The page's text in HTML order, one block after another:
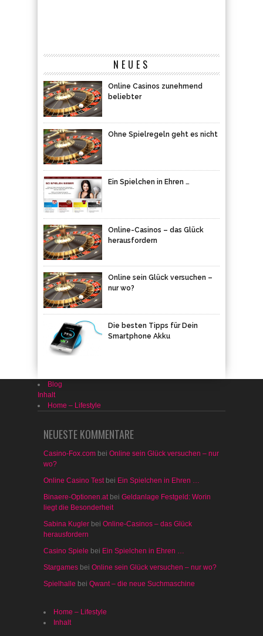
NEUES
Online Casinos zunehmend
beliebter
Ohne Spielregeln geht es nicht
Ein Spielchen in Ehren …
Online-Casinos – das Glück
herausfordern
Online sein Glück versuchen –
nur wo?
Die besten Tipps für Dein
Smartphone Akku
Blog
Inhalt
Home – Lifestyle
NEUESTE KOMMENTARE
Casino-Fox.com bei Online sein Glück versuchen – nur
wo?
Online Casino Testbei Ein Spielchen in Ehren …
Binaere-Optionen.atbei Geldanlage Festgeld: Worin
liegt die Besonderheit
Sabina Kugler bei Online-Casinos – das Glück
herausfordern
Casino Spiele bei Ein Spielchen in Ehren …
Stargames bei Online sein Glück versuchen – nur wo?
Spielhalle bei Qwant – die neue Suchmaschine
Home – Lifestyle
Inhalt